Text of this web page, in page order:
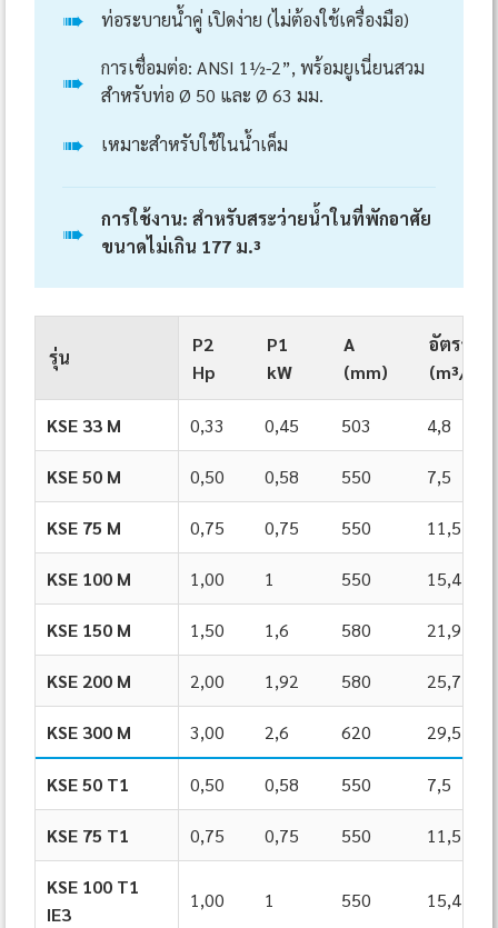
➠ ท่อระบายน้ำคู่ เปิดง่าย (ไม่ต้องใช้เครื่องมือ)
➠
การเชื่อมต่อ: ANSI 1½-2”, พร้อมยูเนี่ยนสวม
สำหรับท่อ Ø 50 และ Ø 63 มม.
➠ เหมาะสำหรับใช้ในน้ำเค็ม
➠
การใช้งาน: สำหรับสระว่ายน้ำในที่พักอาศัย
ขนาดไม่เกิน 177 ม.³
รุ่น
P2
Hp
P1
kW
A
(mm)
อัตรากา
(m³/h)*
KSE 33 M 0,33 0,45 503 4,8
KSE 50 M 0,50 0,58 550 7,5
KSE 75 M 0,75 0,75 550 11,5
KSE 100 M 1,00 1 550 15,4
KSE 150 M 1,50 1,6 580 21,9
KSE 200 M 2,00 1,92 580 25,7
KSE 300 M 3,00 2,6 620 29,5
KSE 50 T1 0,50 0,58 550 7,5
KSE 75 T1 0,75 0,75 550 11,5
KSE 100 T1
IE3
1,00 1 550 15,4